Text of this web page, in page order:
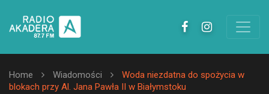
Home Wiadomości
Woda niezdatna do spożycia w
blokach przy Al. Jana Pawła II w Białymstoku